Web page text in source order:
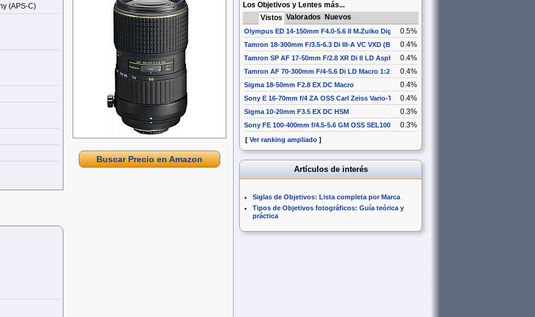
(APS‑C)
Buscar Precio en Amazon
Los Objetivos y Lentes más...
Vistos Valorados Nuevos
Olympus ED 14-150mm F4.0-5.6 II M.Zuiko Digital0.5%
Tamron 18-300mm F/3.5-6.3 Di III-A VC VXD (B061)0.4%
Tamron SP AF 17-50mm F/2.8 XR Di II LD Aspherical [IF]
0.4%
Tamron AF 70-300mm F/4-5.6 Di LD Macro 1:2 0.4%
Sigma 18-50mm F2.8 EX DC Macro 0.4%
Sony E 16-70mm f/4 ZA OSS Carl Zeiss Vario-Tessar T* SEL1670Z
0.4%
Sigma 10-20mm F3.5 EX DC HSM 0.3%
Sony FE 100-400mm f/4.5-5.6 GM OSS SEL100400GM
0.3%
[ Ver ranking ampliado ]
Artículos de interés
Siglas de Objetivos: Lista completa por Marca
Tipos de Objetivos fotográficos: Guía teórica y
práctica